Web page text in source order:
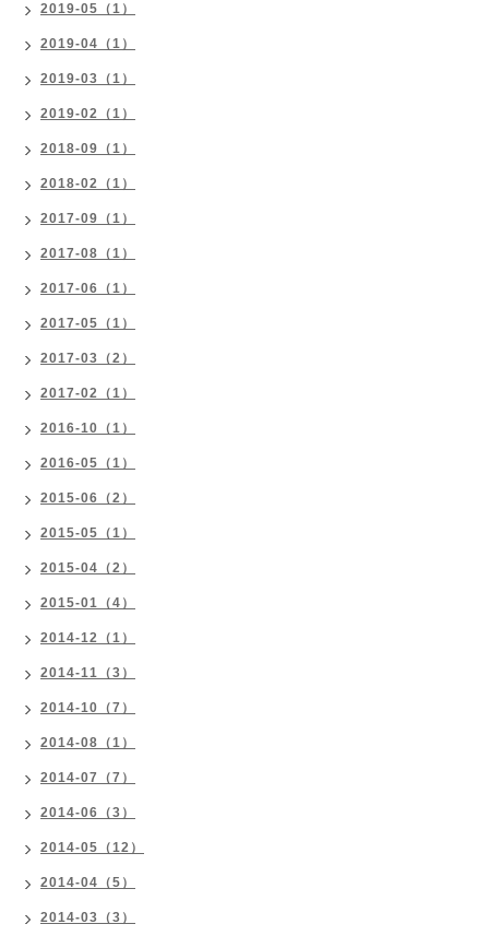
2019-05（1）
2019-04（1）
2019-03（1）
2019-02（1）
2018-09（1）
2018-02（1）
2017-09（1）
2017-08（1）
2017-06（1）
2017-05（1）
2017-03（2）
2017-02（1）
2016-10（1）
2016-05（1）
2015-06（2）
2015-05（1）
2015-04（2）
2015-01（4）
2014-12（1）
2014-11（3）
2014-10（7）
2014-08（1）
2014-07（7）
2014-06（3）
2014-05（12）
2014-04（5）
2014-03（3）